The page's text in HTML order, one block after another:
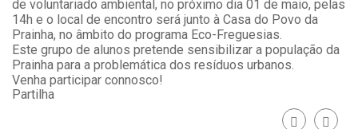
de voluntariado ambiental, no próximo dia 01 de maio, pelas
14h e o local de encontro será junto à Casa do Povo da
Prainha, no âmbito do programa Eco-Freguesias.
Este grupo de alunos pretende sensibilizar a população da
Prainha para a problemática dos resíduos urbanos.
Venha participar connosco!
Partilha